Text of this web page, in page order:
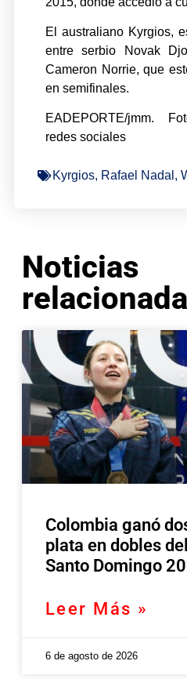
El australiano Kyrgios,
entre serbio Novak
Cameron Norrie, que
en semifinales.
EADEPORTE/jmm.
redes sociales
Kyrgios, Rafael Nadal ,
Noticias
Colombia ganó
plata en dobles
Santo Domingo
Leer Más »
6 de agosto de 2026